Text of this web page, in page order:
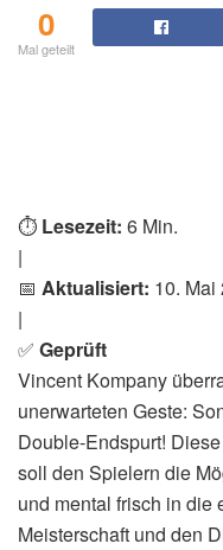
0
Mal geteilt
⏱️ Lesezeit: 6 Min.
|
📅 Aktualisiert: 10. Mai
|
✅ Geprüft
Vincent Kompany
unerwarteten Geste:
Double-Endspurt!
soll den Spielern die
und mental frisch in
Meisterschaft und den